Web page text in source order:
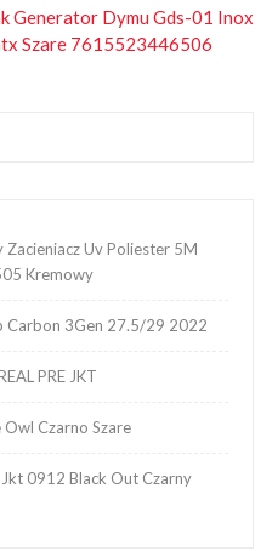
Generator Dymu Gds-01 Inox
Szare 7615523446506
Uv Poliester 5M
Kremowy
Carbon 3Gen 27.5/29 2022
PRE JKT
Czarno Szare
0912 Black Out Czarny